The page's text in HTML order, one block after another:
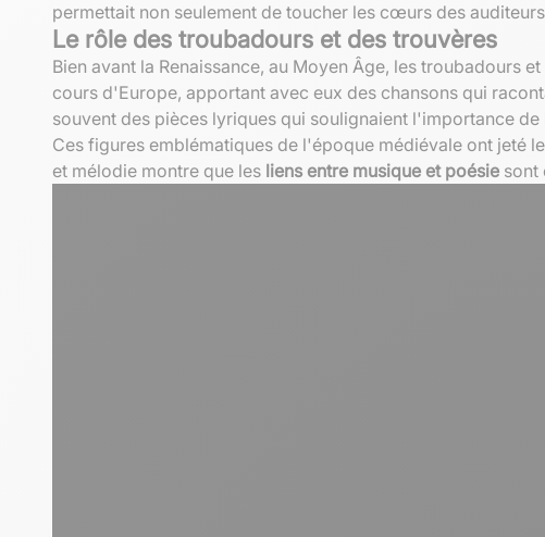
permettait non seulement de toucher les cœurs des
Le rôle des troubadours et des trouvères
Bien avant la Renaissance, au Moyen Âge, les troubadours
cours d'Europe, apportant avec eux des chansons qui
souvent des pièces lyriques qui soulignaient l'importance de
Ces figures emblématiques de l'époque médiévale ont jeté
et mélodie montre que les liens entre musique et poésie sont